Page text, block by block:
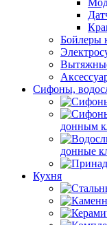
Бойлеры
Сифоны,
донным
донные
Кухня